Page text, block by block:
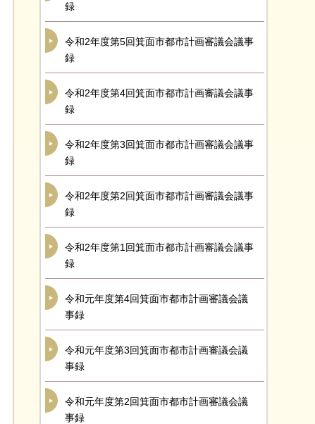
録
令和2年度第5回箕面市都市計画審議会議事
録
令和2年度第4回箕面市都市計画審議会議事
録
令和2年度第3回箕面市都市計画審議会議事
録
令和2年度第2回箕面市都市計画審議会議事
録
令和2年度第1回箕面市都市計画審議会議事
録
令和元年度第4回箕面市都市計画審議会議
事録
令和元年度第3回箕面市都市計画審議会議
事録
令和元年度第2回箕面市都市計画審議会議
事録